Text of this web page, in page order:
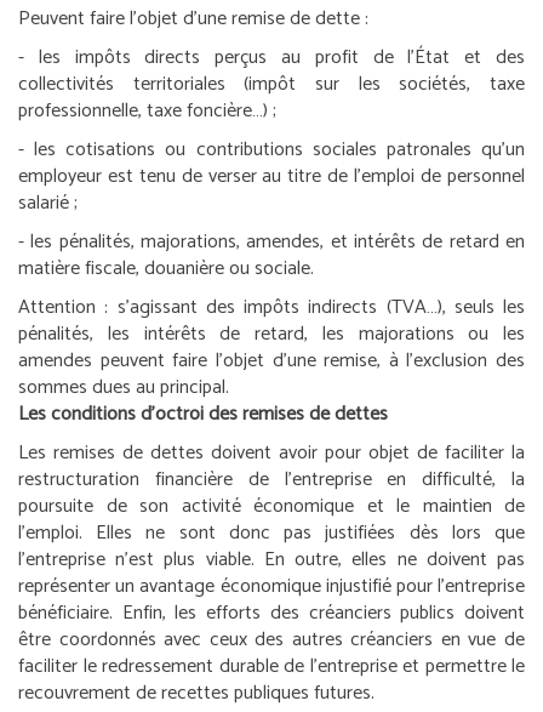
Peuvent faire l’objet d’une remise de dette :
- les impôts directs perçus au profit de l’État et des
collectivités territoriales (impôt sur les sociétés, taxe
professionnelle, taxe foncière…) ;
- les cotisations ou contributions sociales patronales qu’un
employeur est tenu de verser au titre de l’emploi de personnel
salarié ;
- les pénalités, majorations, amendes, et intérêts de retard en
matière fiscale, douanière ou sociale.
Attention : s’agissant des impôts indirects (TVA…), seuls les
pénalités, les intérêts de retard, les majorations ou les
amendes peuvent faire l’objet d’une remise, à l’exclusion des
sommes dues au principal.
Les conditions d’octroi des remises de dettes
Les remises de dettes doivent avoir pour objet de faciliter la
restructuration financière de l’entreprise en difficulté, la
poursuite de son activité économique et le maintien de
l’emploi. Elles ne sont donc pas justifiées dès lors que
l’entreprise n’est plus viable. En outre, elles ne doivent pas
représenter un avantage économique injustifié pour l’entreprise
bénéficiaire. Enfin, les efforts des créanciers publics doivent
être coordonnés avec ceux des autres créanciers en vue de
faciliter le redressement durable de l’entreprise et permettre le
recouvrement de recettes publiques futures.